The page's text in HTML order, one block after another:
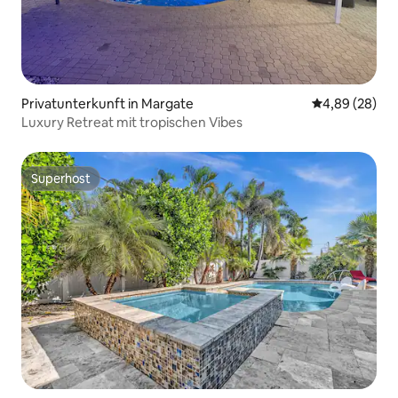
Privatunterkunft in Margate
4,89 (28)
Luxury Retreat mit tropischen Vibes
Superhost
Superhost